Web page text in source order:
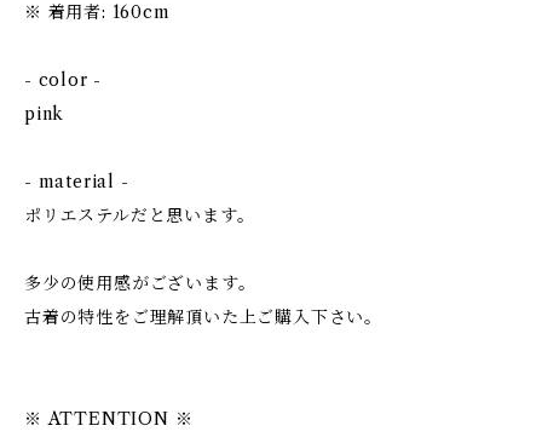
※ 着用者: 160cm
- color -
pink
- material -
ポリエステルだと思います。
多少の使用感がございます。
古着の特性をご理解頂いた上ご購入下さい。
※ ATTENTION ※